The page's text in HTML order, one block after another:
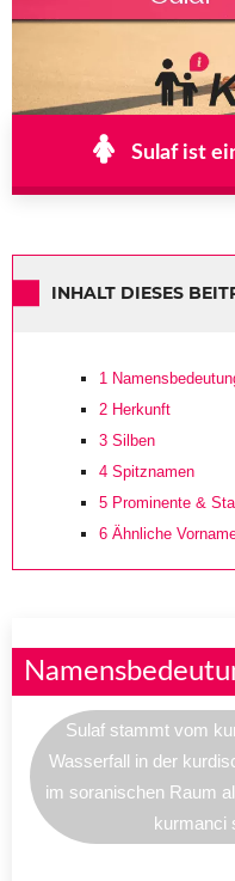
Sulaf ist
INHALT DIESES
1
2 Herkunft
3 Silben
4 Spitznamen
5 Prominente &
6 Ähnliche
Sulaf stammt vom
Wasserfall in der
im soranischen Raum
kurmanci